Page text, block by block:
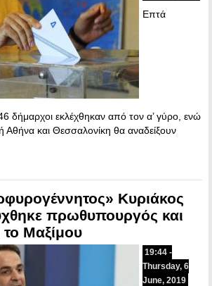
Επτά
δήμαρχοι εκλέχθηκαν από τον α’ γύρο, ενώ
Αθήνα και Θεσσαλονίκη θα αναδείξουν
Κυριάκος
πρωθυπουργός και
Μαξίμου
19:44 -
Thursday, 6
June, 2019